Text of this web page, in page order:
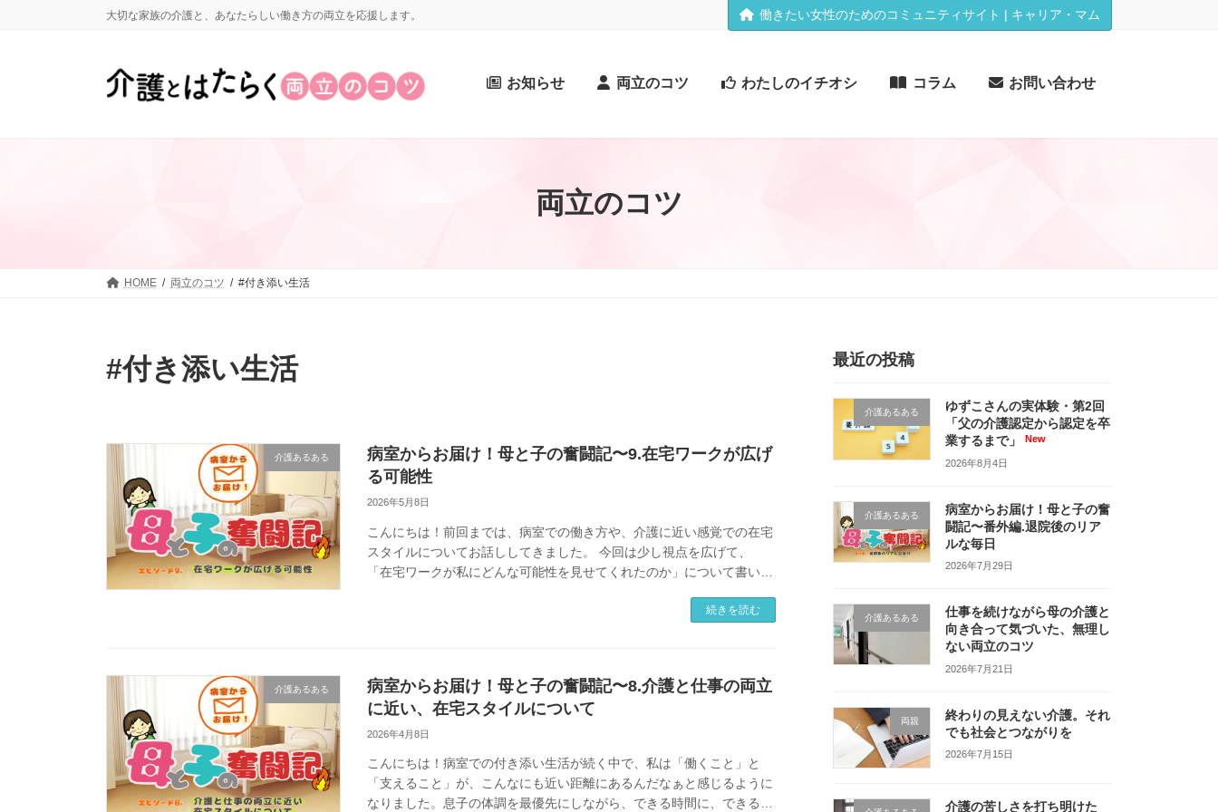
大切な家族の介護と、あなたらしい働き方の両立を応援します。 働きたい女性のためのコミュニティサイト | キャリア・マム
お知らせ 両立のコツ わたしのイチオシ コラム お問い合わせ
両立のコツ
HOME 両立のコツ #付き添い生活
#付き添い生活
介護あるある
病室からお届け！母と子の奮闘記〜9.在宅ワークが広げ
る可能性
2026年5月8日
こんにちは！前回までは、病室での働き方や、介護に近い感覚での在宅
スタイルについてお話ししてきました。 今回は少し視点を広げて、
「在宅ワークが私にどんな可能性を見せてくれたのか」について書いて
続きを読む
介護あるある
病室からお届け！母と子の奮闘記〜8.介護と仕事の両立
に近い、在宅スタイルについて
2026年4月8日
こんにちは！病室での付き添い生活が続く中で、私は「働くこと」と
「支えること」が、こんなにも近い距離にあるんだなぁと感じるように
なりました。息子の体調を最優先にしながら、できる時間に、できる分
最近の投稿
介護あるある
ゆずこさんの実体験・第2回
「父の介護認定から認定を卒
業するまで」
2026年8月4日
介護あるある
病室からお届け！母と子の奮
闘記〜番外編.退院後のリア
ルな毎日
2026年7月29日
介護あるある
仕事を続けながら母の介護と
向き合って気づいた、無理し
ない両立のコツ
2026年7月21日
両親
終わりの見えない介護。それ
でも社会とつながりを
2026年7月15日
介護の苦しさを打ち明けた